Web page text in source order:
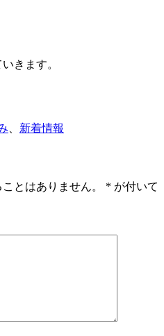
きます。
新着情報
とはありません。 * が付いて